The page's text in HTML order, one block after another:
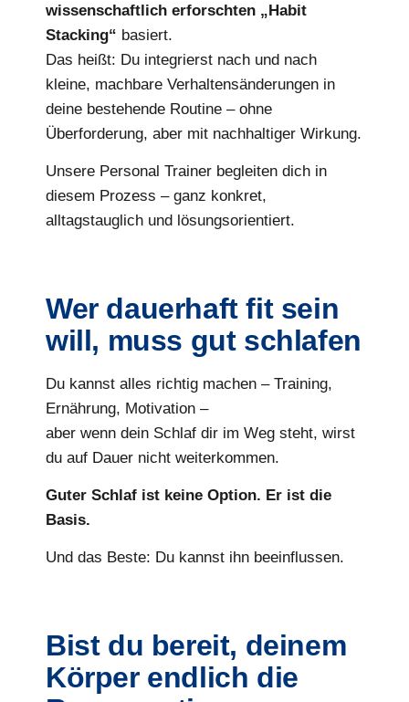
wissenschaftlich erforschten „Habit
Stacking“ basiert.
Das heißt: Du integrierst nach und nach
kleine, machbare Verhaltensänderungen in
deine bestehende Routine – ohne
Überforderung, aber mit nachhaltiger Wirkung.
Unsere Personal Trainer begleiten dich in
diesem Prozess – ganz konkret,
alltagstauglich und lösungsorientiert.
Wer dauerhaft fit sein
will, muss gut schlafen
Du kannst alles richtig machen – Training,
Ernährung, Motivation –
aber wenn dein Schlaf dir im Weg steht, wirst
du auf Dauer nicht weiterkommen.
Guter Schlaf ist keine Option. Er ist die
Basis.
Und das Beste: Du kannst ihn beeinflussen.
Bist du bereit, deinem
Körper endlich die